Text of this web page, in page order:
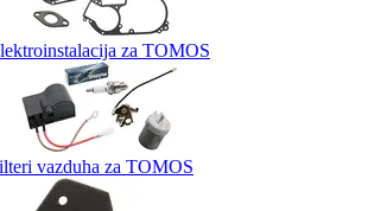
za TOMOS
vazduha za TOMOS